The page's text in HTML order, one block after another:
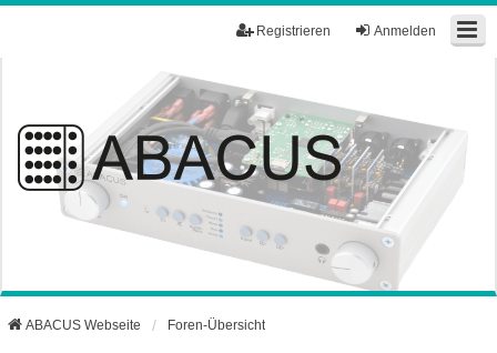
Anmelden
Registrieren
ABACUS Webseite Foren-Übersicht